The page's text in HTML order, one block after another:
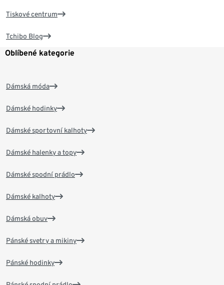
Tiskové centrum
Tchibo Blog
Oblíbené kategorie
Dámská móda
Dámské hodinky
Dámské sportovní kalhoty
Dámské halenky a topy
Dámské spodní prádlo
Dámské kalhoty
Dámská obuv
Pánské svetry a mikiny
Pánské hodinky